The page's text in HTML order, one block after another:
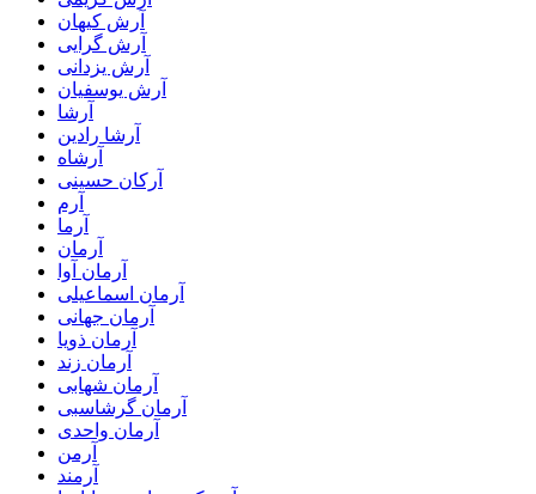
آرش کیهان
آرش گرایی
آرش یزدانی
آرش یوسفیان
آرشا
آرشا رادین
آرشاه
آرکان حسینی
آرم
آرما
آرمان
آرمان آوا
آرمان اسماعیلی
آرمان جهانی
آرمان ذویا
آرمان زند
آرمان شهابی
آرمان گرشاسبی
آرمان واحدی
آرمن
آرمند